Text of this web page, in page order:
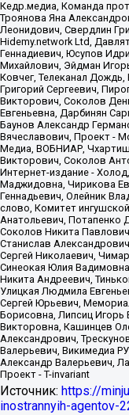
Источник: https://
inostrannyih-agentov-